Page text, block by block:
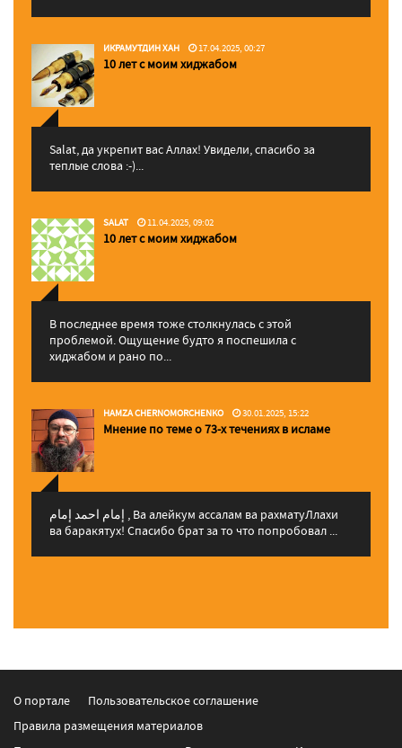
ИКРАМУТДИН ХАН 17.04.2025, 00:27
10 лет с моим хиджабом
Salat, да укрепит вас Аллаx! Увидели, спасибо за
теплые слова :-)...
SALAT 11.04.2025, 09:02
10 лет с моим хиджабом
В последнее время тоже столкнулась с этой
проблемой. Ощущение будто я поспешила с
хиджабом и рано по...
HAMZA CHERNOMORCHENKO 30.01.2025, 15:22
Мнение по теме о 73-х течениях в исламе
إمام احمد إمام , Ва алейкум ассалам ва рахматуЛлахи
ва баракятух! Спасибо брат за то что попробовал ...
О портале
Пользовательское соглашение
Правила размещения материалов